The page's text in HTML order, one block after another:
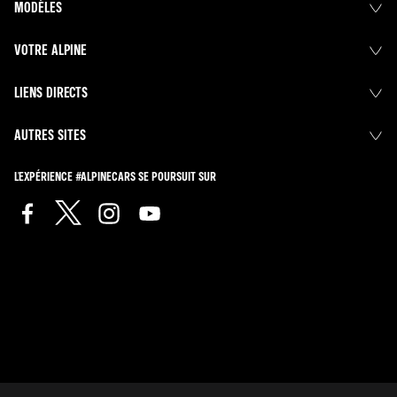
MODÈLES
VOTRE ALPINE
LIENS DIRECTS
AUTRES SITES
L'EXPÉRIENCE #ALPINECARS SE POURSUIT SUR